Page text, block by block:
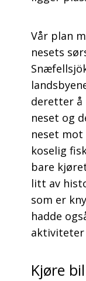
Vår plan
nesets
deretter å
neset og
neset
koselig
bare
litt av
som er
hadde
aktiviteter
Kjøre